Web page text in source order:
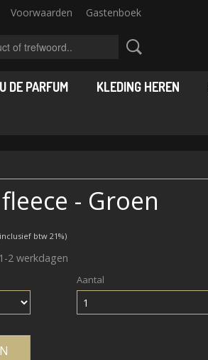
Voorwaarden Gastenboek
DE PARFUM KLEDING HEREN
- Groen
btw 21%)
2 werkdagen
Aantal